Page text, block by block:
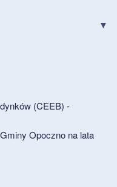
(CEEB) -
Opoczno na lata